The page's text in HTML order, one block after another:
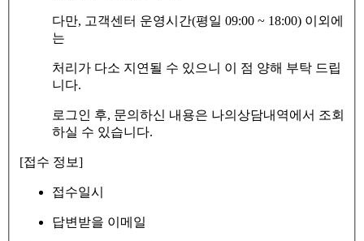
다만, 고객센터 운영시간(평일 09:00 ~ 18:00) 이외에
는
처리가 다소 지연될 수 있으니 이 점 양해 부탁 드립
니다.
로그인 후, 문의하신 내용은 나의상담내역에서 조회
하실 수 있습니다.
[접수 정보]
접수일시
답변받을 이메일